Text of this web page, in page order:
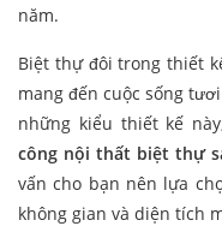
năm.
Biệt thự đôi trong thiết
mang đến cuộc sống
những kiểu thiết kế
công nội thất biệt thự
vấn cho bạn nên lựa
không gian và diện tích